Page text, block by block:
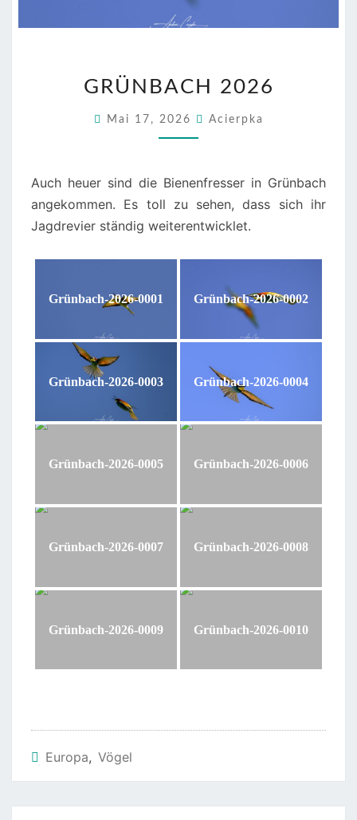
2026
GRÜNBACH 2026
Mai 17, 2026 Acierpka
Auch heuer sind die Bienenfresser in Grünbach
angekommen. Es toll zu sehen, dass sich ihr
Jagdrevier ständig weiterentwicklet.
Grünbach-2026-0001 Grünbach-2026-0002
Grünbach-2026-0003 Grünbach-2026-0004
Grünbach-2026-0005 Grünbach-2026-0006
Grünbach-2026-0007 Grünbach-2026-0008
Grünbach-2026-0009 Grünbach-2026-0010
Europa, Vögel